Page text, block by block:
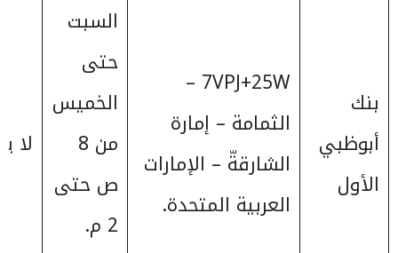
بنك
أبوظبي
الأول
7VPJ+25W –
الثمامة – إمارة
الشارقةّ – الإمارات
العربية المتحدة.
السبت
حتى
الخميس
من 8
ص حتى
2 م.
لا